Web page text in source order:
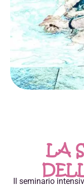
LA
Il seminario